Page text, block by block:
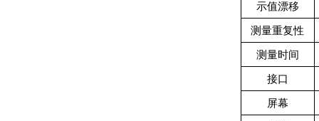
示值漂移
测量重复性
测量时间
接口
屏幕